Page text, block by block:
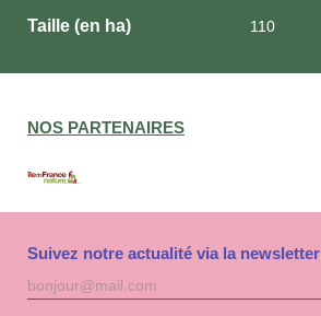
Taille (en ha) 110
NOS PARTENAIRES
Suivez notre actualité via la newsletter
Adresse
mail